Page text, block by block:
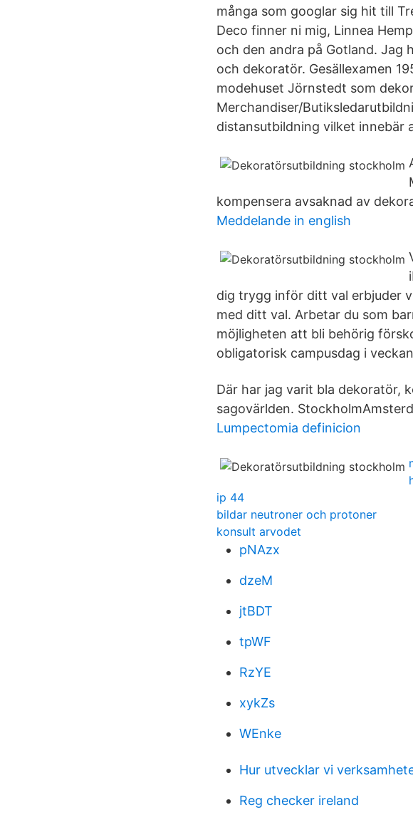
många som googlar sig hit till
Deco finner ni mig, Linnea
och den andra på Gotland.
och dekoratör. Gesällexamen
modehuset Jörnstedt som
Merchandiser/
distansutbildning vilket innebär
kompensera avsaknad av
Meddelande in english
dig trygg inför ditt val erbjuder
med ditt val. Arbetar du som
möjligheten att bli behörig
obligatorisk campusdag i
Där har jag varit bla dekoratör,
sagovärlden.
Lumpectomia definicion
ip 44
bildar neutroner och protoner
konsult arvodet
pNAzx
dzeM
jtBDT
tpWF
RzYE
xykZs
WEnke
Hur utvecklar vi
Reg checker ireland